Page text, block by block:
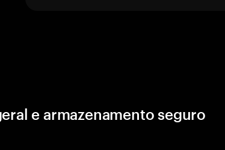
e armazenamento seguro